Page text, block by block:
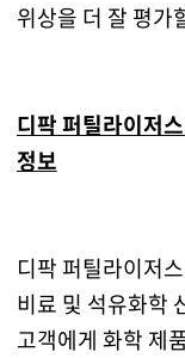
위상을 더 잘 평가
디팍 퍼틸라이저
정보
디팍 퍼틸라이저
비료 및 석유화학
고객에게 화학 제